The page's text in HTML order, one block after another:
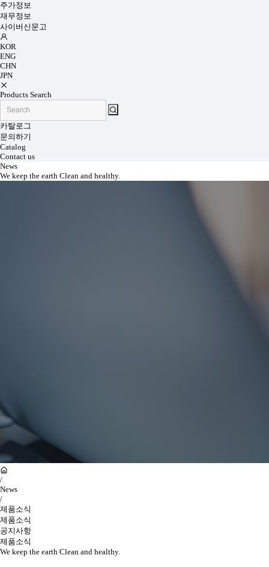
주가정보
재무정보
사이버신문고
KOR
ENG
CHN
JPN
Products Search
카탈로그
문의하기
Catalog
Contact us
News
We keep the earth Clean and healthy.
/
News
/
제품소식
제품소식
공지사항
제품소식
We keep the earth Clean and healthy.